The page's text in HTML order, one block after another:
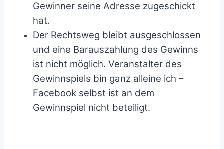
Gewinner seine Adresse zugeschickt
hat.
Der Rechtsweg bleibt ausgeschlossen
und eine Barauszahlung des Gewinns
ist nicht möglich. Veranstalter des
Gewinnspiels bin ganz alleine ich –
Facebook selbst ist an dem
Gewinnspiel nicht beteiligt.